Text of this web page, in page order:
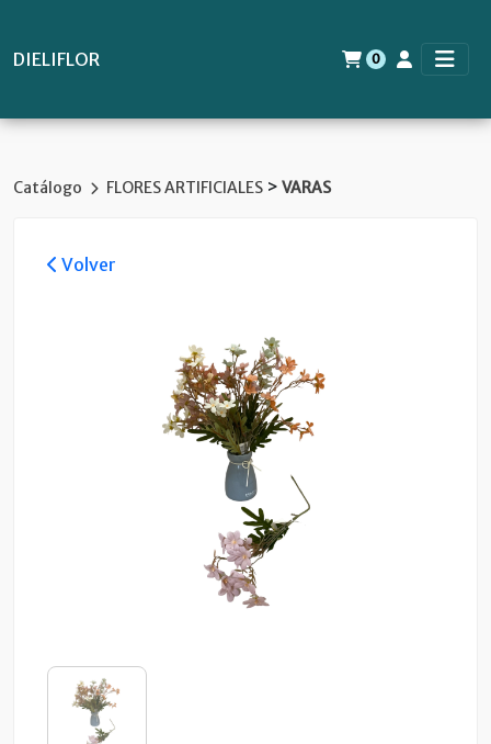
DIELIFLOR 0
Catálogo FLORES ARTIFICIALES > VARAS
Volver